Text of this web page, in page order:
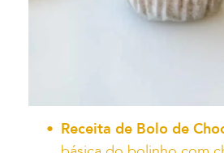
Receita de Bolo de